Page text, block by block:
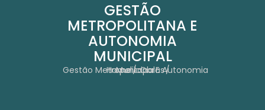
GESTÃO
METROPOLITANA E
AUTONOMIA
MUNICIPAL
Home Obras
Gestão Metropolitana E Autonomia Municipal